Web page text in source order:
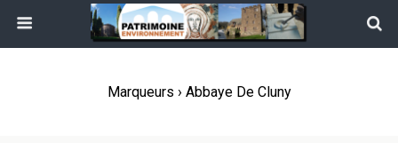
Marqueurs › Abbaye De Cluny